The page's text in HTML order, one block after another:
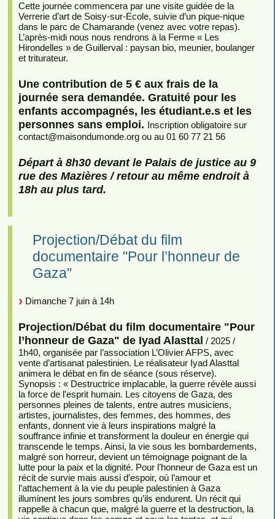
Cette journée commencera par une visite guidée de la
Verrerie d’art de Soisy-sur-Ecole, suivie d’un pique-nique
dans le parc de Chamarande (venez avec votre repas).
L’après-midi nous nous rendrons à la Ferme « Les
Hirondelles » de Guillerval : paysan bio, meunier, boulanger
et triturateur.
Une contribution de 5 € aux frais de la
journée sera demandée. Gratuité pour les
enfants accompagnés, les étudiant.e.s et les
personnes sans emploi. Inscription obligatoire sur
contact@maisondumonde.org ou au 01 60 77 21 56
Départ à 8h30 devant le Palais de justice au 9
rue des Mazières / retour au même endroit à
18h au plus tard.
Projection/Débat du film
documentaire "Pour l’honneur de
Gaza"
Dimanche 7 juin à 14h
Projection/Débat du film documentaire "Pour
l’honneur de Gaza" de Iyad Alasttal / 2025 /
1h40, organisée par l’association L’Olivier AFPS, avec
vente d’artisanat palestinien. Le réalisateur Iyad Alasttal
animera le débat en fin de séance (sous réserve).
Synopsis : « Destructrice implacable, la guerre révèle aussi
la force de l’esprit humain. Les citoyens de Gaza, des
personnes pleines de talents, entre autres musiciens,
artistes, journalistes, des femmes, des hommes, des
enfants, donnent vie à leurs inspirations malgré la
souffrance infinie et transforment la douleur en énergie qui
transcende le temps. Ainsi, la vie sous les bombardements,
malgré son horreur, devient un témoignage poignant de la
lutte pour la paix et la dignité. Pour l’honneur de Gaza est un
récit de survie mais aussi d’espoir, où l’amour et
l’attachement à la vie du peuple palestinien à Gaza
illuminent les jours sombres qu’ils endurent. Un récit qui
rappelle à chacun que, malgré la guerre et la destruction, la